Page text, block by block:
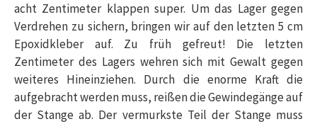
acht Zentimeter klappen super. Um das Lager gegen
Verdrehen zu sichern, bringen wir auf den letzten 5 cm
Epoxidkleber auf. Zu früh gefreut! Die letzten
Zentimeter des Lagers wehren sich mit Gewalt gegen
weiteres Hineinziehen. Durch die enorme Kraft die
aufgebracht werden muss, reißen die Gewindegänge auf
der Stange ab. Der vermurkste Teil der Stange muss